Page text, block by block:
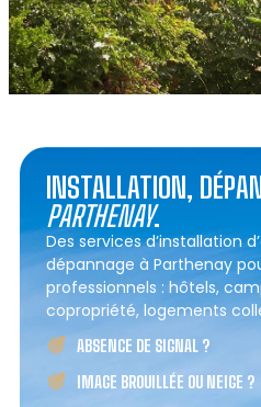
INSTALLATION,
PARTHENAY.
Des services d’installation
dépannage à Parthenay
professionnels : hôtels,
copropriété, logements
ABSENCE DE SIGNAL ?
IMAGE BROUILLÉE OU NEIGE ?